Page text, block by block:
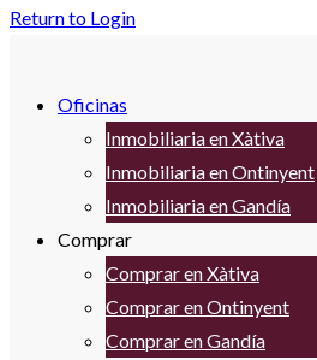
Return to Login
Oficinas
Inmobiliaria en Xàtiva
Inmobiliaria en Ontinyent
Inmobiliaria en Gandía
Comprar
Comprar en Xàtiva
Comprar en Ontinyent
Comprar en Gandía